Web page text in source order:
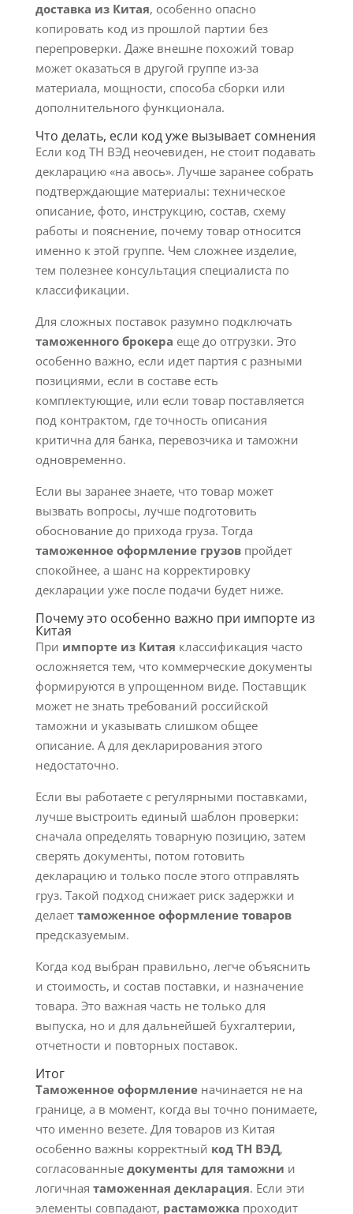
доставка из Китая, особенно опасно
копировать код из прошлой партии без
перепроверки. Даже внешне похожий товар
может оказаться в другой группе из-за
материала, мощности, способа сборки или
дополнительного функционала.
Что делать, если код уже вызывает сомнения
Если код ТН ВЭД неочевиден, не стоит подавать
декларацию «на авось». Лучше заранее собрать
подтверждающие материалы: техническое
описание, фото, инструкцию, состав, схему
работы и пояснение, почему товар относится
именно к этой группе. Чем сложнее изделие,
тем полезнее консультация специалиста по
классификации.
Для сложных поставок разумно подключать
таможенного брокера еще до отгрузки. Это
особенно важно, если идет партия с разными
позициями, если в составе есть
комплектующие, или если товар поставляется
под контрактом, где точность описания
критична для банка, перевозчика и таможни
одновременно.
Если вы заранее знаете, что товар может
вызвать вопросы, лучше подготовить
обоснование до прихода груза. Тогда
таможенное оформление грузовпройдет
спокойнее, а шанс на корректировку
декларации уже после подачи будет ниже.
Почему это особенно важно при импорте из
Китая
При импорте из Китая классификация часто
осложняется тем, что коммерческие документы
формируются в упрощенном виде. Поставщик
может не знать требований российской
таможни и указывать слишком общее
описание. А для декларирования этого
недостаточно.
Если вы работаете с регулярными поставками,
лучше выстроить единый шаблон проверки:
сначала определять товарную позицию, затем
сверять документы, потом готовить
декларацию и только после этого отправлять
груз. Такой подход снижает риск задержки и
делает таможенное оформление товаров
предсказуемым.
Когда код выбран правильно, легче объяснить
и стоимость, и состав поставки, и назначение
товара. Это важная часть не только для
выпуска, но и для дальнейшей бухгалтерии,
отчетности и повторных поставок.
Итог
Таможенное оформлениеначинается не на
границе, а в момент, когда вы точно понимаете,
что именно везете. Для товаров из Китая
особенно важны корректный код ТН ВЭД,
согласованные документы для таможни и
логичная таможенная декларация. Если эти
элементы совпадают, растаможка проходит